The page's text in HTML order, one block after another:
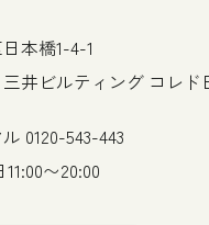
本橋1-4-1
井ビルティング コレド
0120-543-443
〜20:00